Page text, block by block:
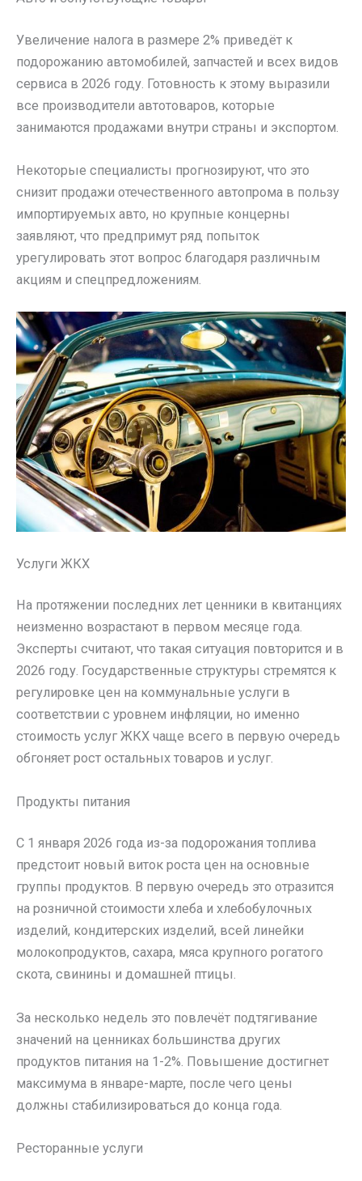
Увеличение налога в размере 2% приведёт к
подорожанию автомобилей, запчастей и всех видов
сервиса в 2026 году. Готовность к этому выразили
все производители автотоваров, которые
занимаются продажами внутри страны и экспортом.
Некоторые специалисты прогнозируют, что это
снизит продажи отечественного автопрома в пользу
импортируемых авто, но крупные концерны
заявляют, что предпримут ряд попыток
урегулировать этот вопрос благодаря различным
акциям и спецпредложениям.
Услуги ЖКХ
На протяжении последних лет ценники в квитанциях
неизменно возрастают в первом месяце года.
Эксперты считают, что такая ситуация повторится и в
2026 году. Государственные структуры стремятся к
регулировке цен на коммунальные услуги в
соответствии с уровнем инфляции, но именно
стоимость услуг ЖКХ чаще всего в первую очередь
обгоняет рост остальных товаров и услуг.
Продукты питания
С 1 января 2026 года из-за подорожания топлива
предстоит новый виток роста цен на основные
группы продуктов. В первую очередь это отразится
на розничной стоимости хлеба и хлебобулочных
изделий, кондитерских изделий, всей линейки
молокопродуктов, сахара, мяса крупного рогатого
скота, свинины и домашней птицы.
За несколько недель это повлечёт подтягивание
значений на ценниках большинства других
продуктов питания на 1-2%. Повышение достигнет
максимума в январе-марте, после чего цены
должны стабилизироваться до конца года.
Ресторанные услуги